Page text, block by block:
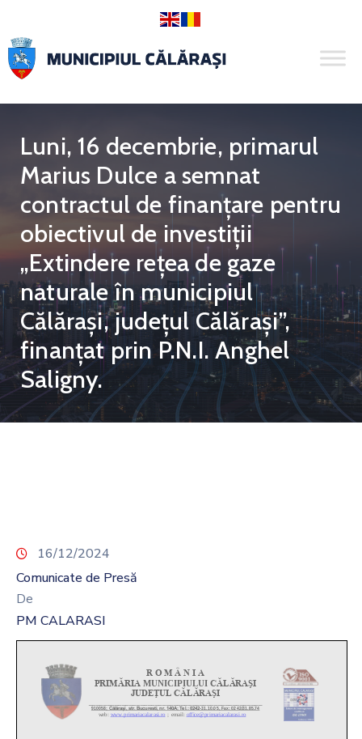
Luni, 16 decembrie, primarul
Marius Dulce a semnat
contractul de finanțare pentru
obiectivul de investiții
„Extindere rețea de gaze
naturale în municipiul
Călărași, județul Călărași”,
finanțat prin P.N.I. Anghel
Saligny.
16/12/2024
Comunicate de Presă
De
PM CALARASI